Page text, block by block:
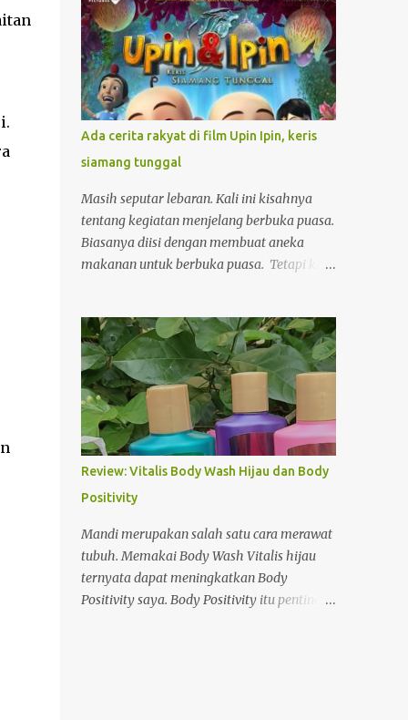
baru ini memiliki interior yang bagus dan
baru saja beroperasi melayani jalur
penyeberangan dari Surabaya ke
Banjarmasin dan sebaliknya. Melihat foto-
foto yang cantik, saya berniat untuk
menjadi salah satu penumpangnya. Entah
kapan. Keinginan yang tidak biasa sebab
belum pernah naik kapal besar seperti itu.
Pengalaman saya cuma naik kapal
penyeberangan dari Batulicin ke Kotabaru
di Kalimantan Selatan. Lama tempuh
penyeberangan hanya 1 jam. Berbeda sekali
jam. Jeri? Tidak. Saya malah penasaran dan
berdoa agar suatu saat bisa naik kapal
penyeberangan ini. Doa itu terwujud.
Hampir melupakan keinginan karena
pekerjaan dan rasanya tidak mungkin
beper...
Ada cerita rakyat di film Upin Ipin, keris
siamang tunggal
Masih seputar lebaran. Kali ini kisahnya
tentang kegiatan menjelang berbuka puasa.
Biasanya diisi dengan membuat aneka
makanan untuk berbuka puasa. Tetapi kali
anak-anak. Yup, kami mau nonton film
anak-anak, tepatnya Upin Ipin, Keris
Siamang Tunggal. Setelah 20 menit
menunggu, akhirnya pintu studio 6 dibuka.
Kami masuk ke dalam bersama pengunjung
lain. Beberapa saat kemudian, lampu mulai
redup dan beberapa potongan film mulai
diputar. Yes, filmnya sudah mau main. Keris
Milik Tok Dalang Benarkan, tidak berapa
lama film buatan Les Copaque dimulai. Di
awali oleh Upin dan Ipin yang tengah
mencari Tok Dalang. Keduanya tidak
mendapati Tok Dalang di halaman rumah.
Review: Vitalis Body Wash Hijau dan Body
Positivity
Mandi merupakan salah satu cara merawat
tubuh. Memakai Body Wash Vitalis hijau
ternyata dapat meningkatkan Body
Positivity saya. Body Positivity itu penting